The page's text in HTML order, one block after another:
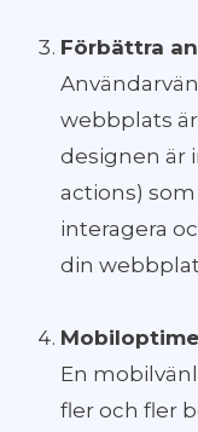
Förbättra
webbplats
designen är
actions)
interagera
din
En
fler och fler